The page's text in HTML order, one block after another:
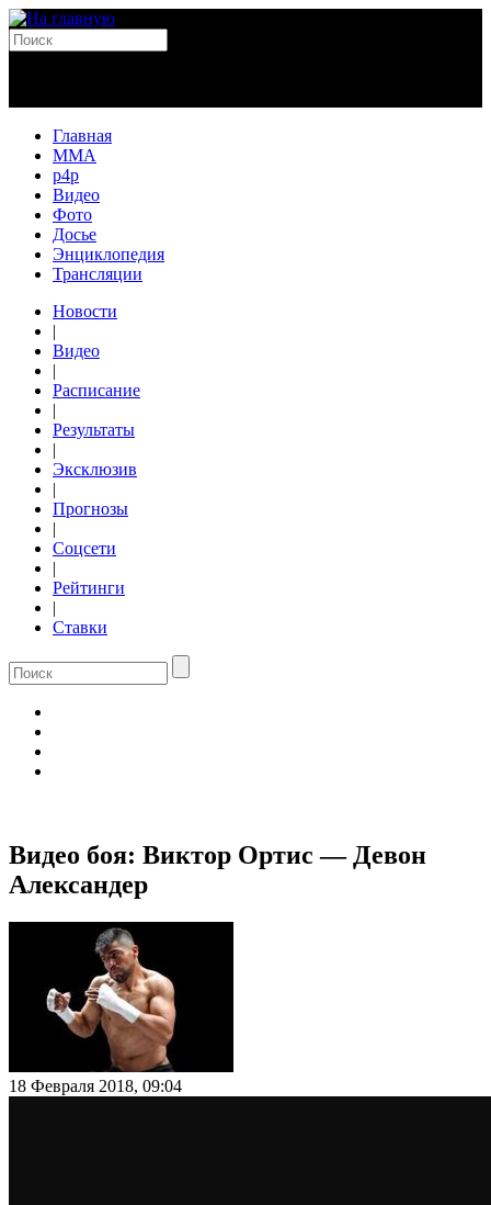
Главная
MMA
p4p
Видео
Фото
Досье
Энциклопедия
Трансляции
Новости
|
Видео
|
Расписание
|
Результаты
|
Эксклюзив
|
Прогнозы
|
Соцсети
|
Рейтинги
|
Ставки
Видео боя: Виктор Ортис — Девон
Александер
18 Февраля 2018, 09:04